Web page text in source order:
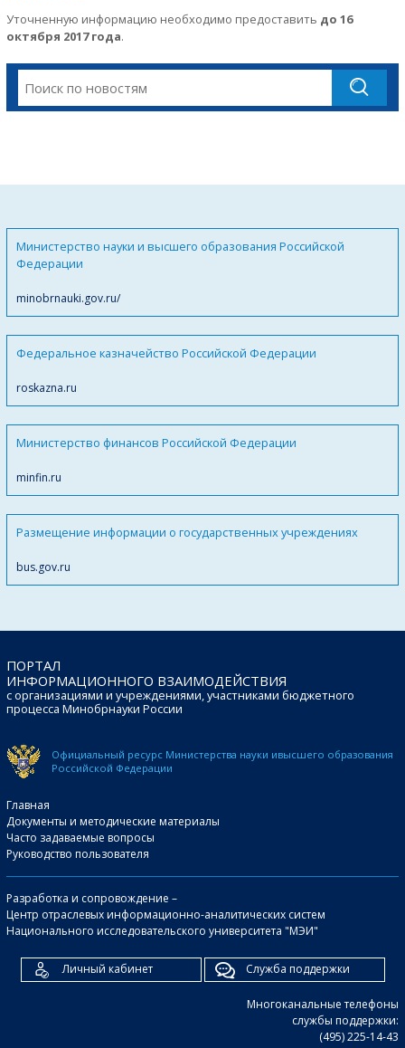
Уточненную информацию необходимо предоставить до 16
октября 2017 года.
Министерство науки и высшего образования Российской
Федерации
minobrnauki.gov.ru/
Федеральное казначейство Российской Федерации
roskazna.ru
Министерство финансов Российской Федерации
minfin.ru
Размещение информации о государственных учреждениях
bus.gov.ru
ПОРТАЛ
ИНФОРМАЦИОННОГО ВЗАИМОДЕЙСТВИЯ
с организациями и учреждениями, участниками бюджетного
процесса Минобрнауки России
Официальный ресурс Министерства науки ивысшего образования
Российской Федерации
Главная
Документы и методические материалы
Часто задаваемые вопросы
Руководство пользователя
Разработка и сопровождение –
Центр отраслевых информационно-аналитических систем
Национального исследовательского университета "МЭИ"
Личный кабинет Служба поддержки
Многоканальные телефоны
службы поддержки:
(495) 225-14-43